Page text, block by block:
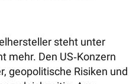
steht unter
mehr. Den US‑Konzern
geopolitische Risiken und